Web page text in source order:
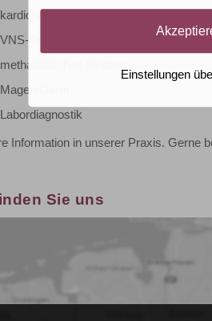
kardio-vaskuläres System
VNS-Analyse
methabolisches System
Magen-Darm
Labordiagnostik
Information in unserer Praxis. Gerne
Sie uns
Einstellungen